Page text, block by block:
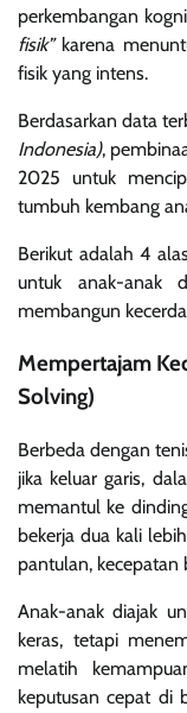
perkembangan
fisik”karena
fisik yang intens.
Berdasarkan data
Indonesia),
2025 untuk
tumbuh kembang
Berikut adalah 4
untuk anak-anak
membangun
Mempertajam
Solving)
Berbeda dengan
jika keluar garis,
memantul ke
bekerja dua kali
pantulan, kecepatan
Anak-anak diajak
keras, tetapi
melatih
keputusan cepat di